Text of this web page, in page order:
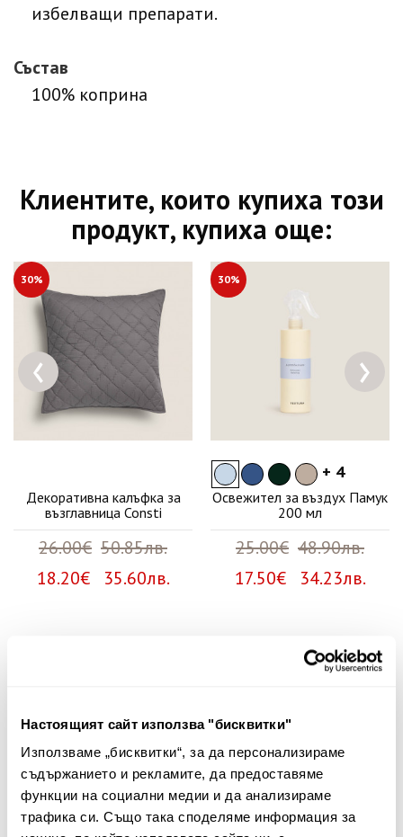
Настоящият сайт използва "бисквитки"
Използваме „бисквитки“, за да персонализираме
съдържанието и рекламите, да предоставяме
функции на социални медии и да анализираме
трафика си. Също така споделяме информация за
избелващи препарати.
Състав
100% коприна
Клиентите, които купиха този
продукт, купиха още:
30%
Декоративна калъфка за
възглавница Consti
26.00€ 50.85лв.
18.20€ 35.60лв.
30%
+ 4
Освежител за въздух Памук
200 мл
25.00€ 48.90лв.
17.50€ 34.23лв.
‹ ›
Име
Вашият коментар: